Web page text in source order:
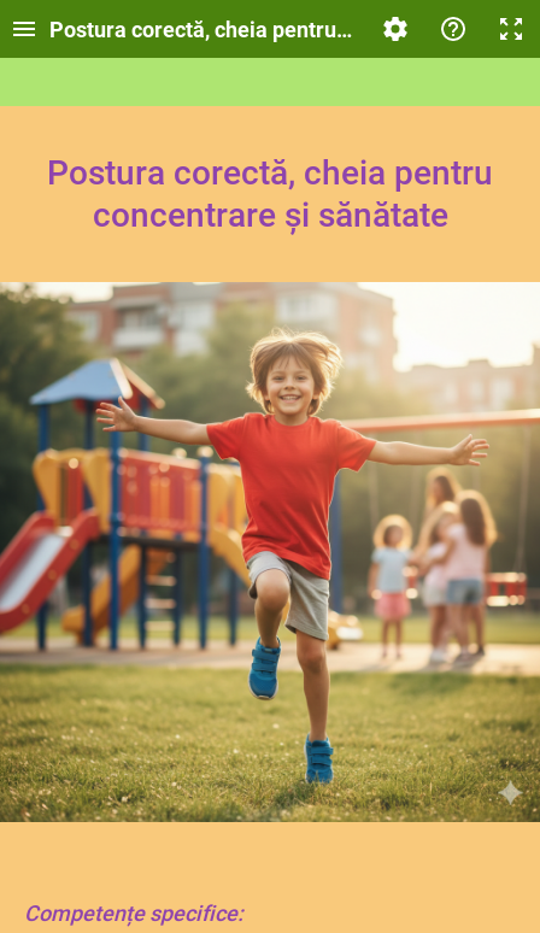
Postura corectă, cheia pentru concentrare și
Postura corectă, cheia pentru
concentrare și sănătate
Competențe specifice: